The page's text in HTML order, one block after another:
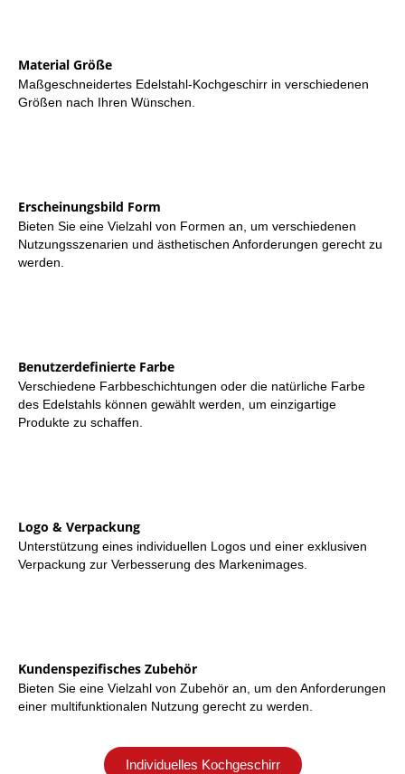
Material Größe
Maßgeschneidertes Edelstahl-Kochgeschirr in verschiedenen
Größen nach Ihren Wünschen.
Erscheinungsbild Form
Bieten Sie eine Vielzahl von Formen an, um verschiedenen
Nutzungsszenarien und ästhetischen Anforderungen gerecht zu
werden.
Benutzerdefinierte Farbe
Verschiedene Farbbeschichtungen oder die natürliche Farbe
des Edelstahls können gewählt werden, um einzigartige
Produkte zu schaffen.
Logo & Verpackung
Unterstützung eines individuellen Logos und einer exklusiven
Verpackung zur Verbesserung des Markenimages.
Kundenspezifisches Zubehör
Bieten Sie eine Vielzahl von Zubehör an, um den Anforderungen
einer multifunktionalen Nutzung gerecht zu werden.
Individuelles Kochgeschirr